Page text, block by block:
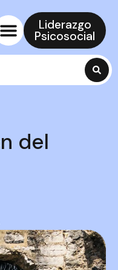
Liderazgo
Psicosocial
del